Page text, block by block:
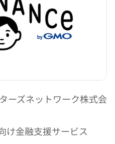
ーズネットワーク株式会
け金融支援サービス